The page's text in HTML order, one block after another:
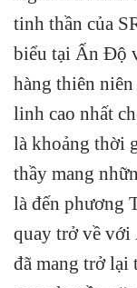
tinh thần của
biểu tại Ấn Độ
hàng thiên
linh cao nhất
là khoảng thời
thầy mang
là đến phương
quay trở về với
đã mang trở lại